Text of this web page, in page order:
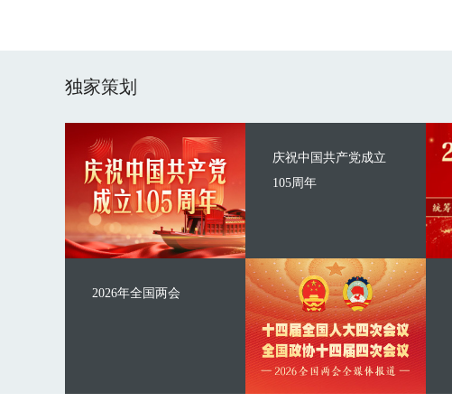
独家策划
庆祝中国共产党成立
105周年
2026年全国两会